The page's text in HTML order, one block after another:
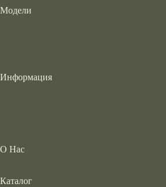
Модели
Информация
О Нас
Каталог